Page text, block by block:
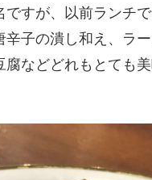
すが、以前ランチ
子の潰し和え、ラ
などどれもとても